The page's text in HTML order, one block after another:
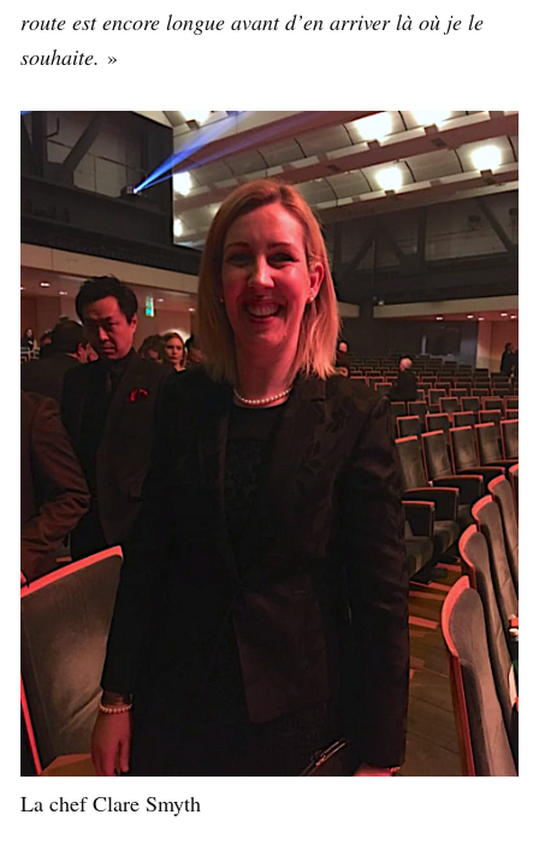
route est encore longue avant d’en arriver là où je le
souhaite. »
La chef Clare Smyth